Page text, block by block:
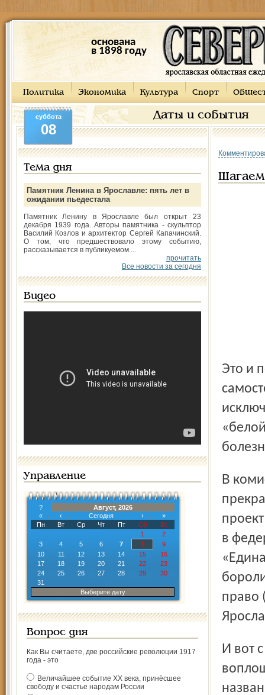
основана
в 1898 году
Политика Экономика Культура Спорт
Даты и события
суббота
08
Тема дня
Памятник Ленина в Ярославле: пять лет в
ожидании пьедестала
Памятник Ленину в Ярославле был открыт 23
декабря 1939 года. Авторы памятника - скульптор
Василий Козлов и архитектор Сергей Капачинский.
О том, что предшествовало этому событию,
рассказывается в публикуемом ...
прочитать
Все новости за сегодня
Видео
Управление
?
Август, 2026
«
‹ Сегодня ›
»
Пн
Вт Ср Чт Пт Сб
Вс
1
2
3
4 5 6 7 8
9
10
11 12 13 14 15
16
17
18 19 20 21 22
23
24
25 26 27 28 29
30
31
Выберите дату
Вопрос дня
Как Вы считаете, две российские революции 1917
года - это
Величайшее событие ХХ века, принёсшее
свободу и счастье народам России
Шагаем
Это и понятно: ум незрелый, душа неокрепшая, а хочется
В комиссии по делам молодежи мэрии Ярославля это
в
право
И вот с начала этого года приступили к практическому